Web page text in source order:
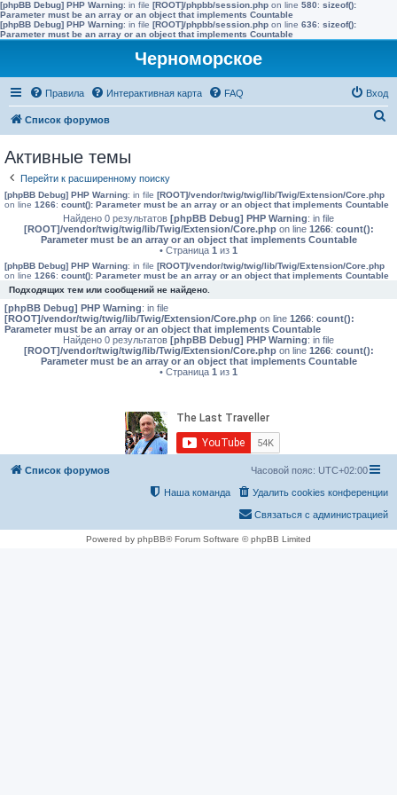
[phpBB Debug] PHP Warning: in file [ROOT]/phpbb/session.php on line 580: sizeof():
Parameter must be an array or an object that implements Countable
[phpBB Debug] PHP Warning: in file [ROOT]/phpbb/session.php on line 636: sizeof():
Parameter must be an array or an object that implements Countable
Черноморское
Правила Интерактивная карта FAQ Вход
Список форумов
к
Активные темы
Перейти к расширенному поиску
[phpBB Debug] PHP Warning: in file [ROOT]/vendor/twig/twig/lib/Twig/Extension/Core.php
on line 1266: count(): Parameter must be an array or an object that implements Countable
Найдено 0 результатов [phpBB Debug] PHP Warning: in file
[ROOT]/vendor/twig/twig/lib/Twig/Extension/Core.phpon line 1266: count():
Parameter must be an array or an object that implements Countable
• Страница 1 из 1
[phpBB Debug] PHP Warning: in file [ROOT]/vendor/twig/twig/lib/Twig/Extension/Core.php
on line 1266: count(): Parameter must be an array or an object that implements Countable
Подходящих тем или сообщений не найдено.
[phpBB Debug] PHP Warning: in file
[ROOT]/vendor/twig/twig/lib/Twig/Extension/Core.php on line 1266: count():
Parameter must be an array or an object that implements Countable
Найдено 0 результатов [phpBB Debug] PHP Warning: in file
[ROOT]/vendor/twig/twig/lib/Twig/Extension/Core.phpon line 1266: count():
Parameter must be an array or an object that implements Countable
• Страница 1 из 1
Список форумов Часовой пояс: UTC+02:00
Удалить cookies конференции
Наша команда
Связаться с администрацией
Powered by phpBB® Forum Software © phpBB Limited